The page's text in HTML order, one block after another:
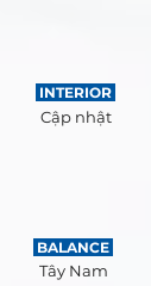
INTERIOR
Cập nhật
BALANCE
Tây Nam